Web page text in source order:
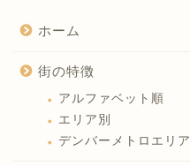
ホーム
街の特徴
アルファベット順
エリア別
デンバーメトロエリア